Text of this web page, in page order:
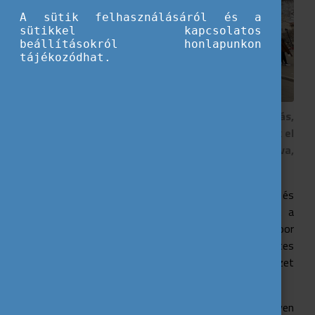
A barcelonai „Power of Images” ifi cserén a fotózás,
a videó készítés és a videó trükkjeiben mélyedtünk el
a 21. század társadalmi problémáit feldolgozva,
2022. február 8 – 16. között egy rendkívül tanulságos és
izgalmas Erasmus+ ifjúsági cserén vehettünk részt a
spanyol partnerszervezetünk, a Second Floor
Second Room magyar informális csoport és a Puentes
Hungary újonnan alapult magyar civilszervezet
Tanulságos és kreatív módon, a nem formális, élményen
A sütik felhasználásáról és a
sütikkel kapcsolatos
beállításokról honlapunkon
tájékozódhat.